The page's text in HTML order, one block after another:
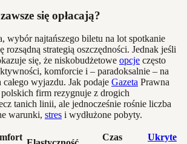
się opłacają?
wybór najtańszego biletu na lot spotkanie
rozsądną strategią oszczędności. Jednak jeśli
się, że niskobudżetowe opcje często
komforcie i – paradoksalnie – na
wyjazdu. Jak podaje Gazeta Prawna
firm rezygnuje z drogich
tanich linii, ale jednocześnie rośnie liczba
warunki, stres i wydłużone pobyty.
Czas
Ukryte